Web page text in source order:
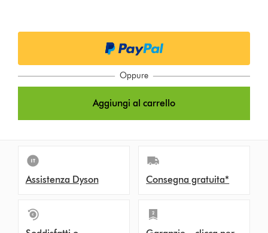
Oppure
Aggiungi al carrello
Assistenza Dyson Consegna gratuita*